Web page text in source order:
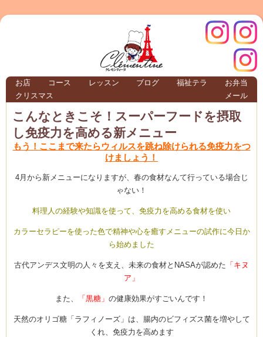
クレモンティーヌ – 新百合ヶ丘の料理教
お店 コース レッスン ブログ 福祉テラ
お弁当
クリスマス
メール
インス
ム
クレモ
ーヌ
こんなときこそ！スーパーフードを摂取
し免疫力を高める新メニュー
もう！ここまで来たらウィルスを跳ね除けられる免疫力をつ
けましょう！
4月から新メニューになりますが、春の食材なんて行っている場合じ
ゃない！
料理人の経験や知識を使って、免疫力を高める食材を使い
カラーセラピーを使った色で精神や心を癒すメニューの試作に今日か
ら始めました
古代アンデス文明の人々を支え、未来の食材とNASAが認めた 「キヌ
ア」
また、 「黒糖」 の健康効果がすごいんです！
天然のオリゴ糖「ラフィノーズ」は、腸内のビフィズス菌を増やして
くれ、免疫力を高めます